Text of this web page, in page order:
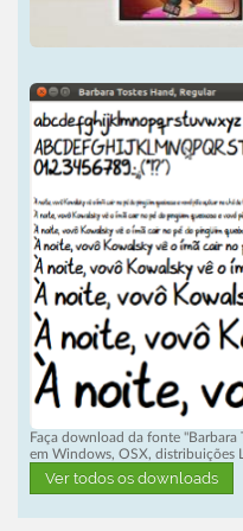
Faça download da fonte "Barbara
em Windows, OSX, distribuições
Ver todos os downloads